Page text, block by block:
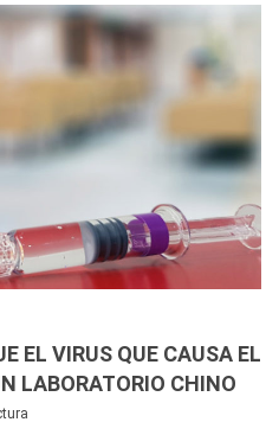
EL VIRUS QUE CAUSA EL
LABORATORIO CHINO